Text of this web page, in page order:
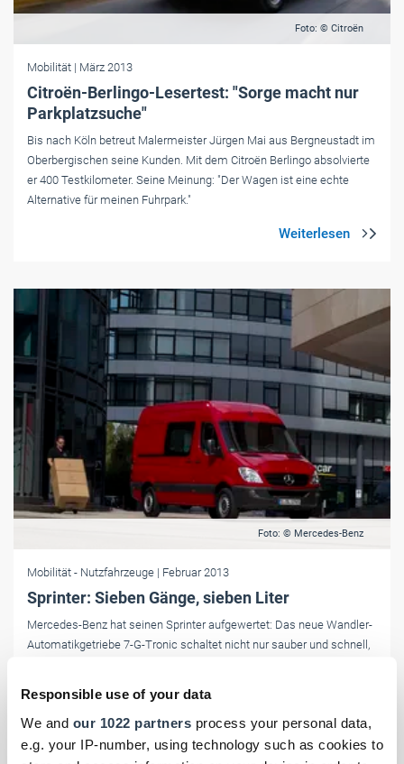
Responsible use of your data
We and our 1022 partners process your personal data,
e.g. your IP-number, using technology such as cookies to
Foto: © Citroën
Mobilität | März 2013
Citroën-Berlingo-Lesertest: "Sorge macht nur
Parkplatzsuche"
Bis nach Köln betreut Malermeister Jürgen Mai aus Bergneustadt im
Oberbergischen seine Kunden. Mit dem Citroën Berlingo absolvierte
er 400 Testkilometer. Seine Meinung: "Der Wagen ist eine echte
Alternative für meinen Fuhrpark."
Foto: © Mercedes-Benz
Mobilität - Nutzfahrzeuge | Februar 2013
Sprinter: Sieben Gänge, sieben Liter
Mercedes-Benz hat seinen Sprinter aufgewertet: Das neue Wandler-
Automatikgetriebe 7-G-Tronic schaltet nicht nur sauber und schnell,